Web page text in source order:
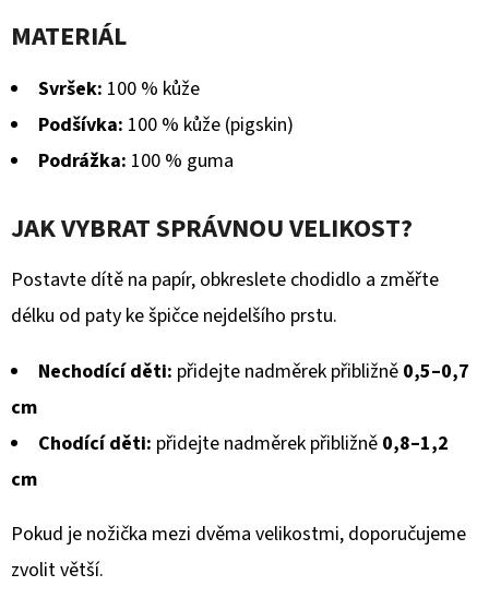
MATERIÁL
Svršek: 100 % kůže
Podšívka: 100 % kůže (pigskin)
Podrážka: 100 % guma
JAK VYBRAT SPRÁVNOU VELIKOST?
Postavte dítě na papír, obkreslete chodidlo a změřte
délku od paty ke špičce nejdelšího prstu.
Nechodící děti: přidejte nadměrek přibližně 0,5–0,7
cm
Chodící děti: přidejte nadměrek přibližně 0,8–1,2
cm
Pokud je nožička mezi dvěma velikostmi, doporučujeme
zvolit větší.